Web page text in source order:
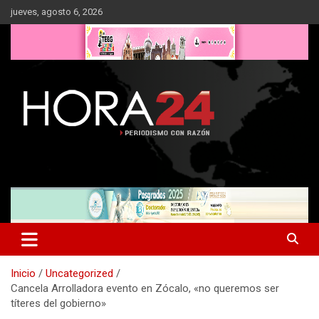
Saltar
al
jueves, agosto 6, 2026
Inicio
Uncategorized
Cancela Arrolladora evento en Zócalo, «no queremos ser
títeres del gobierno»